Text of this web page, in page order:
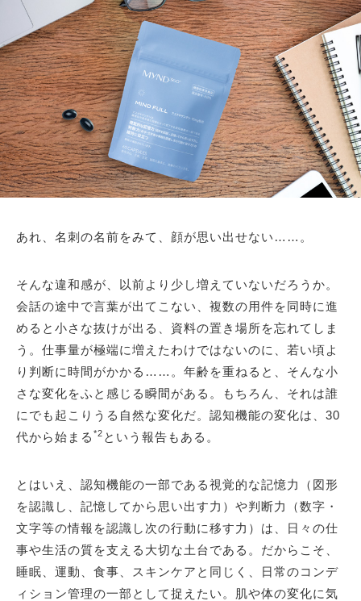
あれ、名刺の名前をみて、顔が思い出せない……。
そんな違和感が、以前より少し増えていないだろうか。
会話の途中で言葉が出てこない、複数の用件を同時に進
めると小さな抜けが出る、資料の置き場所を忘れてしま
う。仕事量が極端に増えたわけではないのに、若い頃よ
り判断に時間がかかる……。年齢を重ねると、そんな小
さな変化をふと感じる瞬間がある。もちろん、それは誰
にでも起こりうる自然な変化だ。認知機能の変化は、30
代から始まる *2 という報告もある。
とはいえ、認知機能の一部である視覚的な記憶力（図形
を認識し、記憶してから思い出す力）や判断力（数字・
文字等の情報を認識し次の行動に移す力）は、日々の仕
事や生活の質を支える大切な土台である。だからこそ、
睡眠、運動、食事、スキンケアと同じく、日常のコンデ
ィション管理の一部として捉えたい。肌や体の変化に気